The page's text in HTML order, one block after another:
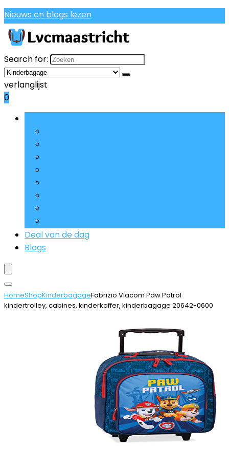
Nieuws en blogs lezen
Search for:
verlanglijst
0
Deal van de dag
Blogs
HomeShopKinderbagageFabrizio Viacom Paw Patrol
kindertrolley, cabines, kinderkoffer, kinderbagage 20642-0600